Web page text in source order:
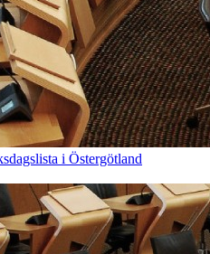
i Östergötland